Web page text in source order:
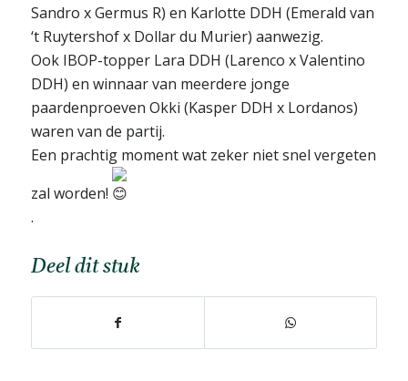
Sandro x Germus R) en Karlotte DDH (Emerald van
‘t Ruytershof x Dollar du Murier) aanwezig.
Ook IBOP-topper Lara DDH (Larenco x Valentino
DDH) en winnaar van meerdere jonge
paardenproeven Okki (Kasper DDH x Lordanos)
waren van de partij.
Een prachtig moment wat zeker niet snel vergeten
zal worden!
.
Deel dit stuk